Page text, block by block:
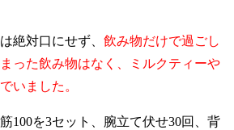
絶対口にせず、 飲み物だけで過ごし
った飲み物はなく、ミルクティーや
いました。
100を3セット、腕立て伏せ30回、背